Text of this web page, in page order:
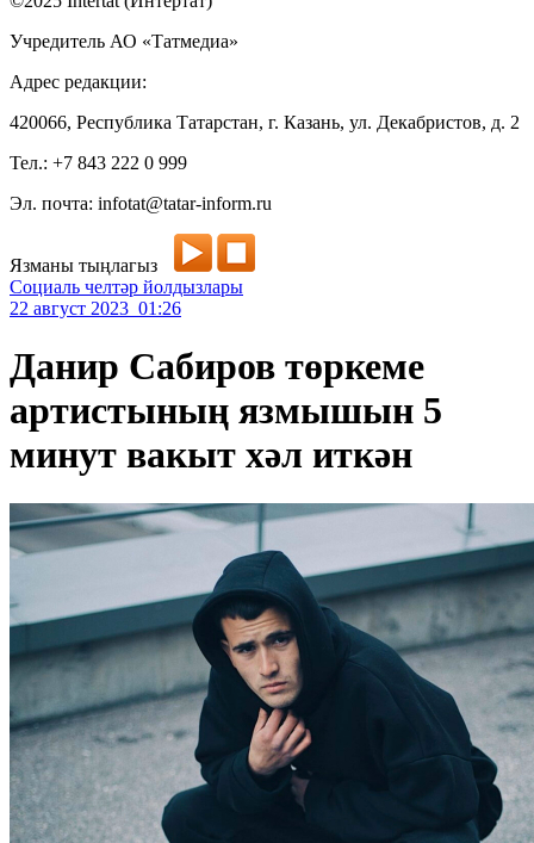
Учредитель АО «Татмедиа»
Адрес редакции:
420066, Республика Татарстан, г. Казань, ул. Декабристов, д. 2
Тел.: +7 843 222 0 999
Эл. почта: infotat@tatar-inform.ru
Язманы тыңлагыз
Социаль челтәр йолдызлары
22 август 2023 01:26
Данир Сабиров төркеме
артистының язмышын 5
минут вакыт хәл иткән